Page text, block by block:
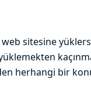
sitesine
herhangi bir